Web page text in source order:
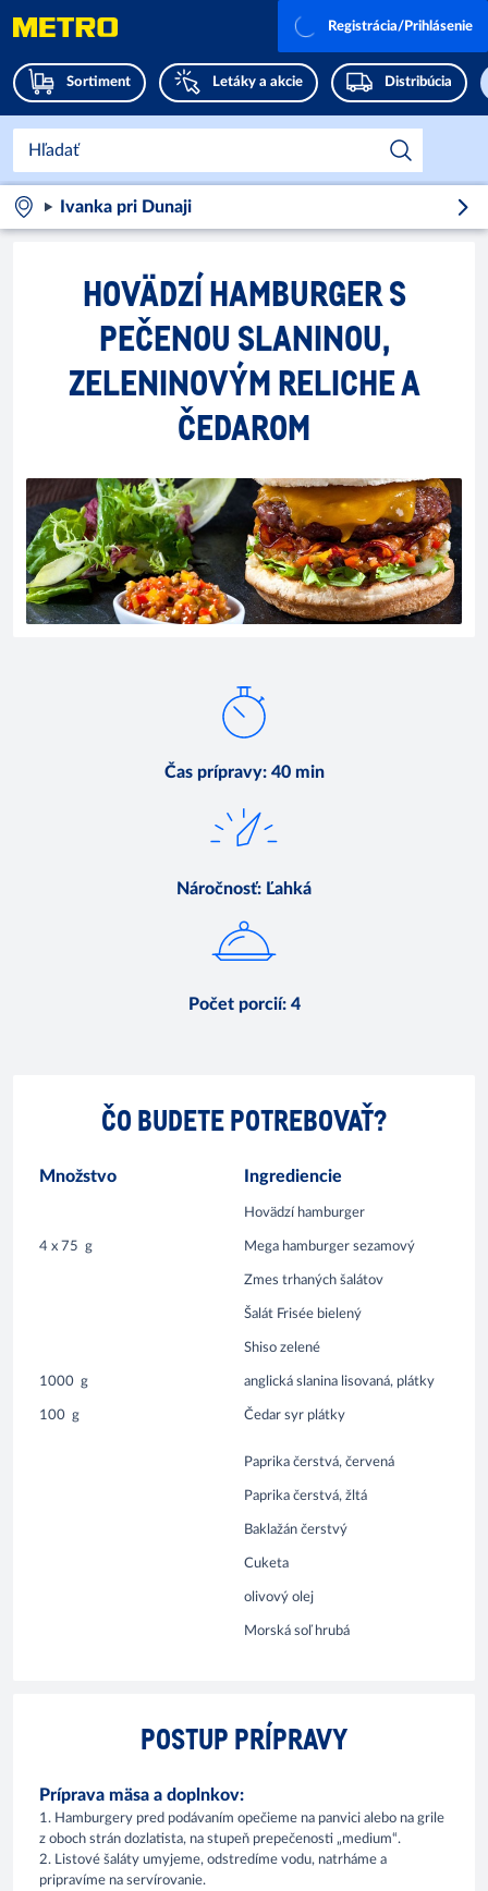
Sortiment Letáky a akcie Distribúcia
Registrácia/Prihlásenie
Ivanka pri Dunaji
HOVÄDZÍ HAMBURGER S
PEČENOU SLANINOU,
ZELENINOVÝM RELICHE A
ČEDAROM
Čas prípravy: 40 min
Náročnosť: Ľahká
Počet porcií: 4
ČO BUDETE POTREBOVAŤ?
Množstvo Ingrediencie
Hovädzí hamburger
4 x 75 g Mega hamburger sezamový
Zmes trhaných šalátov
Šalát Frisée bielený
Shiso zelené
1000 g anglická slanina lisovaná, plátky
100 g Čedar syr plátky
Paprika čerstvá, červená
Paprika čerstvá, žltá
Baklažán čerstvý
Cuketa
olivový olej
Morská soľ hrubá
POSTUP PRÍPRAVY
Príprava mäsa a doplnkov:
1. Hamburgery pred podávaním opečieme na panvici alebo na grile
z oboch strán dozlatista, na stupeň prepečenosti „medium“.
2. Listové šaláty umyjeme, odstredíme vodu, natrháme a
pripravíme na servírovanie.